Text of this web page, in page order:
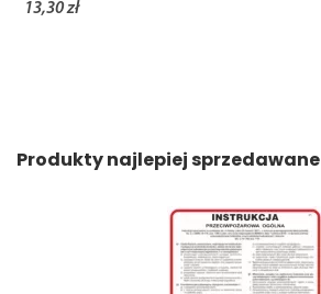
13,30 zł
Produkty najlepiej sprzedawane